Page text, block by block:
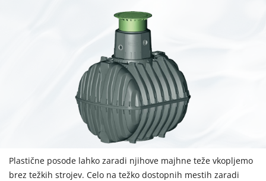
Plastične posode lahko zaradi njihove majhne teže vkopljemo
brez težkih strojev. Celo na težko dostopnih mestih zaradi